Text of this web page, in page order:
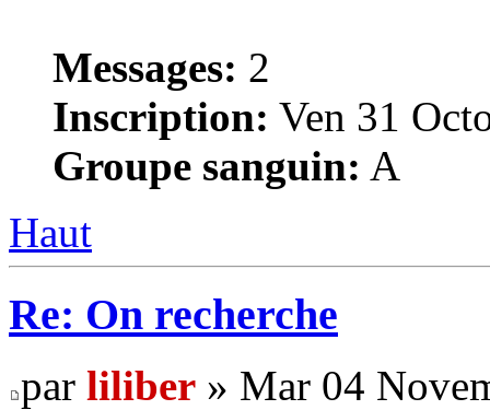
Messages: 2
Inscription: Ven 31
Groupe sanguin: A
Haut
Re: On recherche
par liliber » Mar 04